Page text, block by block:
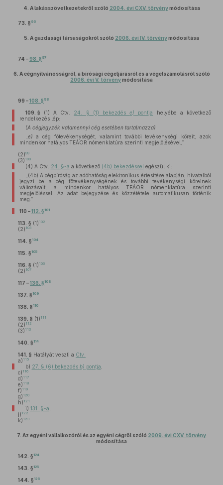
4. A lakásszövetkezetekről szóló 2004. évi CXV. törvénymódosítása
73. § 96
5. A gazdasági társaságokról szóló 2006. évi IV. törvénymódosítása
74 –98. § 97
6. A cégnyilvánosságról, a bírósági cégeljárásról és a végelszámolásról szóló
2006. évi V. törvénymódosítása
99 –108. § 98
109. § (1) A Ctv. 24. § (1) bekezdése) pontja
helyébe a következő
rendelkezés lép:
(A cégjegyzék valamennyi cég esetében tartalmazza)
e) a cég főtevékenységét, valamint további tevékenységi köreit, azok
mindenkor hatályos TEÁOR nómenklatúra szerinti megjelölésével,”
(2)99
(3) 100
(4) A Ctv. 24. §-a a következő (4b) bekezdéssel egészül ki:
„(4b) A cégbíróság az adóhatóság elektronikus értesítése alapján, hivatalból
jegyzi be a cég főtevékenységének és további tevékenységi köreinek
változásait, a mindenkor hatályos TEÁOR nómenklatúra szerinti
megjelöléssel. Az adat bejegyzése és közzététele automatikusan történik
meg.”
110 –112. § 101
113. § (1) 102
(2) 103
114. § 104
115. § 105
116. § (1) 106
(2) 107
117 –136. § 108
137. § 109
138. § 110
139. § (1) 111
(2) 112
(3) 113
140. § 114
141. § Hatályát veszti a Ctv.
a) 115
b) 27. § (6) bekezdés b) pontja
c) 116
d) 117
e) 118
f) 119
g) 120
h) 121
i) 131. §-a
j) 122
k) 123
7. Az egyéni vállalkozóról és az egyéni cégről szóló 2009. évi CXV. törvény
módosítása
142. § 124
143. § 125
144. § 126